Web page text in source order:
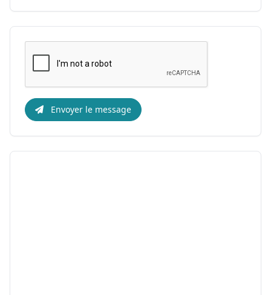
Envoyer le message